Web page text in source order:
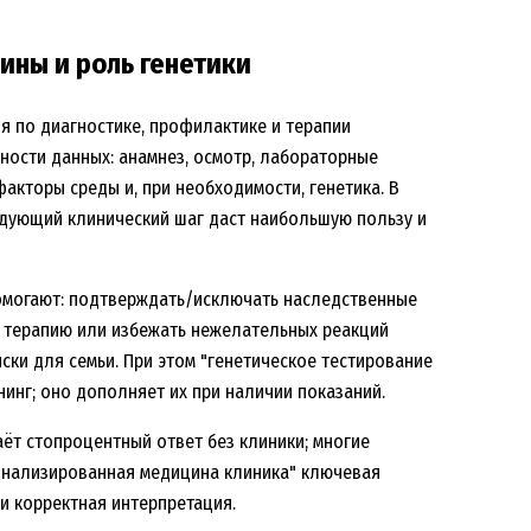
и роль генетики
диагностике, профилактике и терапии
данных: анамнез, осмотр, лабораторные
среды и, при необходимости, генетика. В
клинический шаг даст наибольшую пользу и
подтверждать/исключать наследственные
или избежать нежелательных реакций
для семьи. При этом "генетическое тестирование
оно дополняет их при наличии показаний.
стопроцентный ответ без клиники; многие
медицина клиника" ключевая
корректная интерпретация.